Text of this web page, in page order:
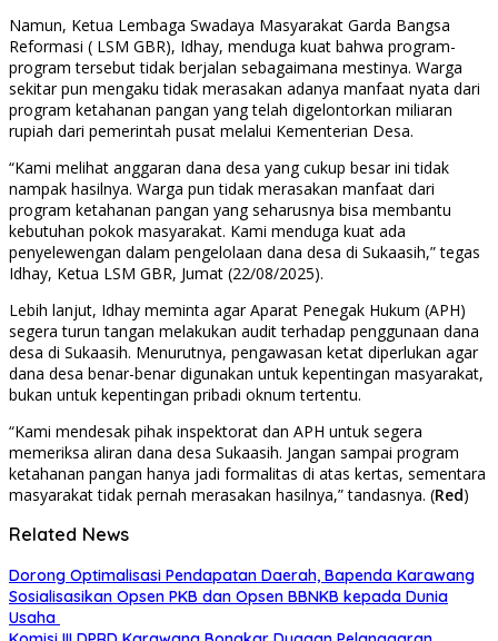
Namun, Ketua Lembaga Swadaya Masyarakat Garda Bangsa
Reformasi ( LSM GBR), Idhay, menduga kuat bahwa program-
program tersebut tidak berjalan sebagaimana mestinya. Warga
sekitar pun mengaku tidak merasakan adanya manfaat nyata dari
program ketahanan pangan yang telah digelontorkan miliaran
rupiah dari pemerintah pusat melalui Kementerian Desa.
“Kami melihat anggaran dana desa yang cukup besar ini tidak
nampak hasilnya. Warga pun tidak merasakan manfaat dari
program ketahanan pangan yang seharusnya bisa membantu
kebutuhan pokok masyarakat. Kami menduga kuat ada
penyelewengan dalam pengelolaan dana desa di Sukaasih,” tegas
Idhay, Ketua LSM GBR, Jumat (22/08/2025).
Lebih lanjut, Idhay meminta agar Aparat Penegak Hukum (APH)
segera turun tangan melakukan audit terhadap penggunaan dana
desa di Sukaasih. Menurutnya, pengawasan ketat diperlukan agar
dana desa benar-benar digunakan untuk kepentingan masyarakat,
bukan untuk kepentingan pribadi oknum tertentu.
“Kami mendesak pihak inspektorat dan APH untuk segera
memeriksa aliran dana desa Sukaasih. Jangan sampai program
ketahanan pangan hanya jadi formalitas di atas kertas, sementara
masyarakat tidak pernah merasakan hasilnya,” tandasnya. (Red)
Related News
Dorong Optimalisasi Pendapatan Daerah, Bapenda Karawang
Sosialisasikan Opsen PKB dan Opsen BBNKB kepada Dunia
Usaha